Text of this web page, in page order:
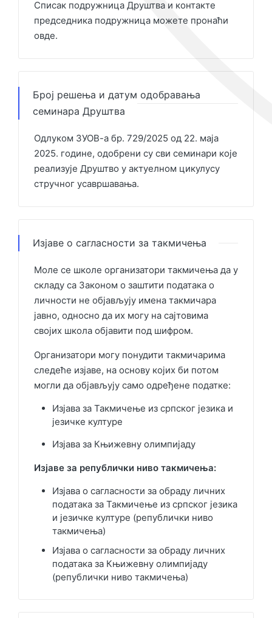
Списак подружница Друштва и контакте
председника подружница можете пронаћи
овде.
Број решења и датум одобравања
семинара Друштва
Одлуком ЗУОВ-а бр. 729/2025 од 22. маја
2025. године, одобрени су сви семинари које
реализује Друштво у актуелном цикулусу
стручног усавршавања.
Изјаве о сагласности за такмичења
Моле се школе организатори такмичења да у
складу са Законом о заштити података о
личности не објављују имена такмичара
јавно, односно да их могу на сајтовима
својих школа објавити под шифром.
Организатори могу понудити такмичарима
следеће изјаве, на основу којих би потом
могли да објављују само одређене податке:
Изјава за Такмичење из српског језика и
језичке културе
Изјава за Књижевну олимпијаду
Изјаве за републички ниво такмичења:
Изјава о сагласности за обраду личних
података за Такмичење из српског језика
и језичке културе (републички ниво
такмичења)
Изјава о сагласности за обраду личних
података за Књижевну олимпијаду
(републички ниво такмичења)